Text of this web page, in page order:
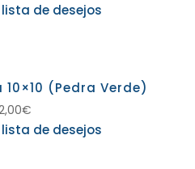
de desejos
(Pedra Verde)
€
de desejos